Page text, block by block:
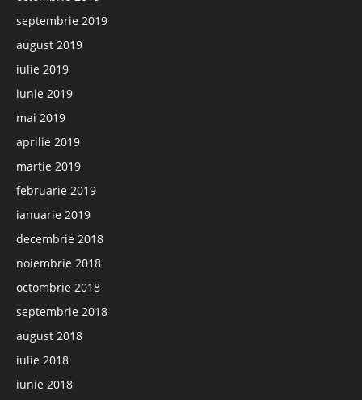
septembrie 2019
august 2019
iulie 2019
iunie 2019
mai 2019
aprilie 2019
martie 2019
februarie 2019
ianuarie 2019
decembrie 2018
noiembrie 2018
octombrie 2018
septembrie 2018
august 2018
iulie 2018
iunie 2018